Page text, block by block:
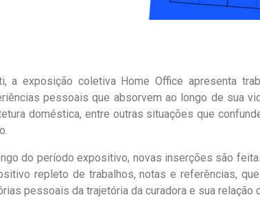
a exposição coletiva Home Office apresenta
pessoais que absorvem ao longo de sua
doméstica, entre outras situações que
do período expositivo, novas inserções são
repleto de trabalhos, notas e referências,
pessoais da trajetória da curadora e sua relação